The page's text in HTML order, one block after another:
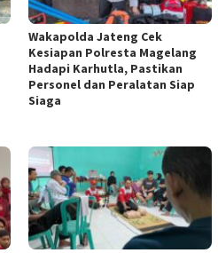
Wakapolda Jateng Cek
Kesiapan Polresta Magelang
Hadapi Karhutla, Pastikan
Personel dan Peralatan Siap
Siaga